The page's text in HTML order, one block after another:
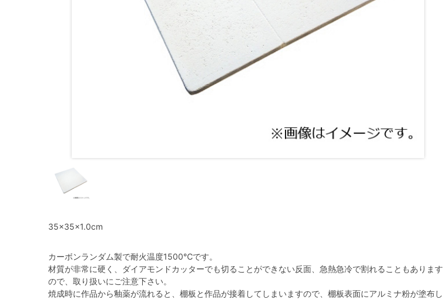
35×35×1.0cm
カーボンランダム製で耐火温度1500℃です。
材質が非常に硬く、ダイアモンドカッターでも切ることができない反面、急熱急冷で割れることもあります
ので、取り扱いにご注意下さい。
焼成時に作品から釉薬が流れると、棚板と作品が接着してしまいますので、棚板表面にアルミナ粉が塗布し